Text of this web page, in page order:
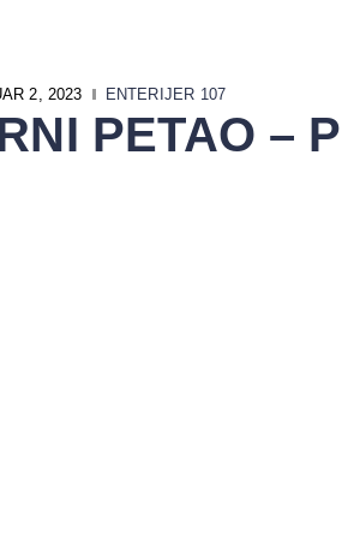
2, 2023 ENTERIJER 107
PETAO –